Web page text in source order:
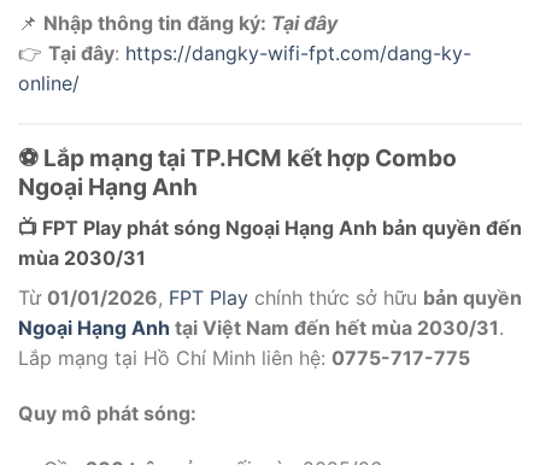
📌 Nhập thông tin đăng ký: Tại đây
👉 Tại đây: https://dangky-wifi-fpt.com/dang-ky-
online/
⚽ Lắp mạng tại TP.HCM kết hợp Combo
Ngoại Hạng Anh
📺 FPT Play phát sóng Ngoại Hạng Anh bản quyền đến
mùa 2030/31
Từ 01/01/2026, FPT Play chính thức sở hữu bản quyền
Ngoại Hạng Anh tại Việt Nam đến hết mùa 2030/31.
Lắp mạng tại Hồ Chí Minh liên hệ: 0775-717-775
Quy mô phát sóng: